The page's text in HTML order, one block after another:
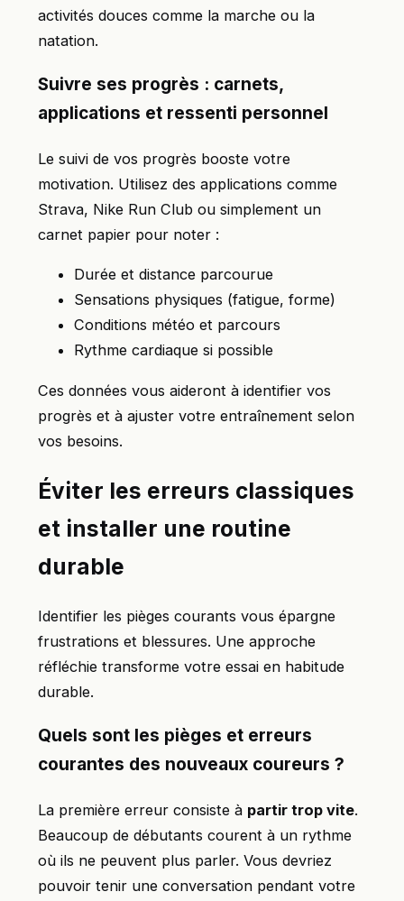
activités douces comme la marche ou la
natation.
Suivre ses progrès : carnets,
applications et ressenti personnel
Le suivi de vos progrès booste votre
motivation. Utilisez des applications comme
Strava, Nike Run Club ou simplement un
carnet papier pour noter :
Durée et distance parcourue
Sensations physiques (fatigue, forme)
Conditions météo et parcours
Rythme cardiaque si possible
Ces données vous aideront à identifier vos
progrès et à ajuster votre entraînement selon
vos besoins.
Éviter les erreurs classiques
et installer une routine
durable
Identifier les pièges courants vous épargne
frustrations et blessures. Une approche
réfléchie transforme votre essai en habitude
durable.
Quels sont les pièges et erreurs
courantes des nouveaux coureurs ?
La première erreur consiste à partir trop vite.
Beaucoup de débutants courent à un rythme
où ils ne peuvent plus parler. Vous devriez
pouvoir tenir une conversation pendant votre